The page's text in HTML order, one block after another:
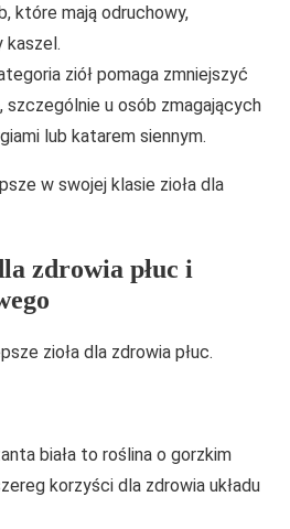
które mają odruchowy,
kaszel.
ziół pomaga zmniejszyć
szczególnie u osób zmagających
lub katarem siennym.
w swojej klasie zioła dla
zdrowia płuc i
zioła dla zdrowia płuc.
biała to roślina o gorzkim
korzyści dla zdrowia układu